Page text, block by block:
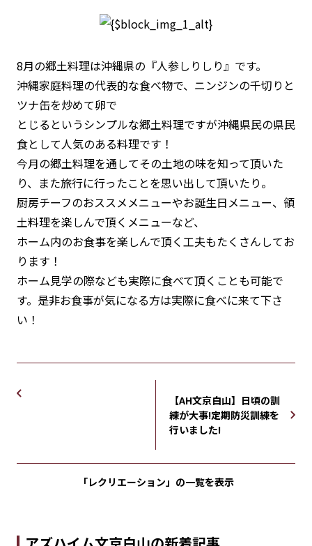
8月の郷土料理は沖縄県の『人参しりしり』です。
沖縄家庭料理の代表的な食べ物で、ニンジンの千切りと
ツナ缶を炒めて卵で
とじるというシンプルな郷土料理ですが沖縄県民の県民
食として人気のある料理です！
今月の郷土料理を通してその土地の味を知って頂いた
り、また旅行に行ったことを思い出して頂いたり。
厨房チーフのおススメメニューやお誕生日メニュー、領
土料理を楽しんで頂くメニューなど、
ホーム内のお食事を楽しんで頂く工夫もたくさんしてお
ります！
ホーム見学の際なども実際に食べて頂くことも可能で
す。是非お食事が気になる方は実際に食べに来て下さ
い！
【AH文京白山】日頃の訓
練が大事!定期防災訓練を
行いました!
「レクリエーション」の一覧を表示